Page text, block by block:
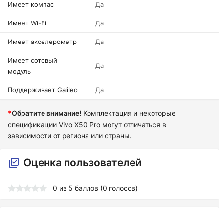
Имеет компас Да
Имеет Wi-Fi Да
Имеет акселерометр Да
Имеет сотовый
модуль
Да
Поддерживает Galileo Да
*Обратите внимание! Комплектация и некоторые
спецификации Vivo X50 Pro могут отличаться в
зависимости от региона или страны.
Оценка пользователей
0 из 5 баллов (0 голосов)